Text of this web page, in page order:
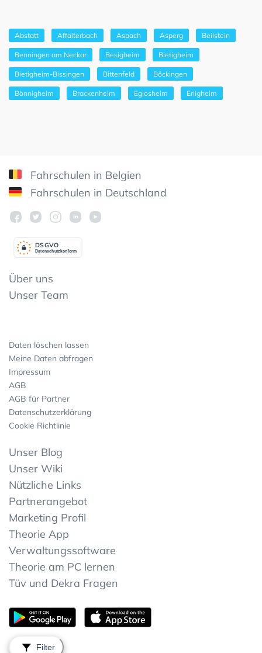
Filter
Abstatt Affalterbach Aspach Asperg Beilstein
Benningen am Neckar Besigheim Bietigheim
Bietigheim-Bissingen Bittenfeld Böckingen
Bönnigheim Brackenheim Eglosheim Erligheim
Fahrschulen in Belgien
Fahrschulen in Deutschland
Datenschutzkonform
DSGVO
Über uns
Unser Team
Daten löschen lassen
Meine Daten abfragen
Impressum
AGB
AGB für Partner
Datenschutzerklärung
Cookie Richtlinie
Unser Blog
Unser Wiki
Nützliche Links
Partnerangebot
Marketing Profil
Theorie App
Verwaltungssoftware
Theorie am PC lernen
Tüv und Dekra Fragen